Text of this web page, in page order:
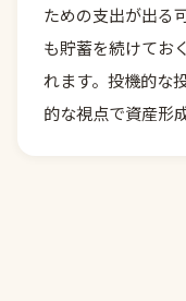
ための支出が出る
も貯蓄を続けてお
れます。投機的な
的な視点で資産形